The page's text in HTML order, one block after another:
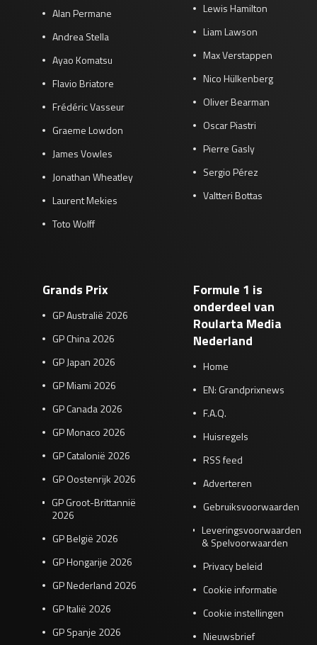
Alan Permane
Andrea Stella
Ayao Komatsu
Flavio Briatore
Frédéric Vasseur
Graeme Lowdon
James Vowles
Jonathan Wheatley
Laurent Mekies
Toto Wolff
Lewis Hamilton
Liam Lawson
Max Verstappen
Nico Hülkenberg
Oliver Bearman
Oscar Piastri
Pierre Gasly
Sergio Pérez
Valtteri Bottas
Grands Prix
GP Australië 2026
GP China 2026
GP Japan 2026
GP Miami 2026
GP Canada 2026
GP Monaco 2026
GP Catalonië 2026
GP Oostenrijk 2026
GP Groot-Brittannië
2026
GP België 2026
GP Hongarije 2026
GP Nederland 2026
GP Italië 2026
GP Spanje 2026
Formule 1 is
onderdeel van
Roularta Media
Nederland
Home
EN: Grandprixnews
F.A.Q.
Huisregels
RSS feed
Adverteren
Gebruiksvoorwaarden
Leveringsvoorwaarden
& Spelvoorwaarden
Privacy beleid
Cookie informatie
Cookie instellingen
Nieuwsbrief